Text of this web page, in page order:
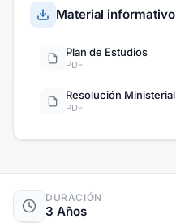
Material informativo
Plan de Estudios
PDF
Resolución Ministerial
PDF
DURACIÓN
3 Años